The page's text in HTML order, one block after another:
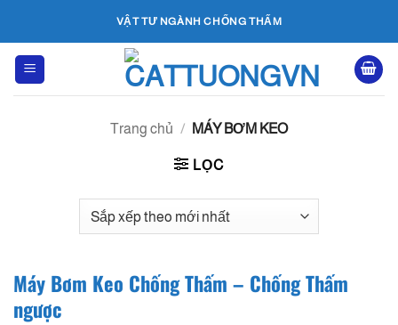
nội
dung
VẬT TƯ NGÀNH CHỐNG THẤM
Trang chủ / MÁY BƠM KEO
LỌC
Máy Bơm Keo Chống Thấm – Chống Thấm
ngược